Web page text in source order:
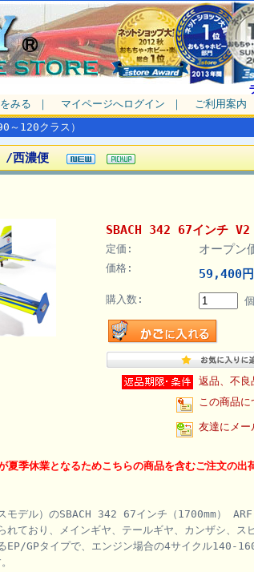
みる ｜ マイページへログイン ｜ ご利用案内
～120クラス）
/西濃便
SBACH 342 67インチ
定価: オープン
価格: 59,400
購入数: 個
返品、不良
この商品に
友達にメー
夏季休業となるためこちらの商品を含むご注文の出
モデル）のSBACH 342 67インチ（1700mm） ARF
ており、メインギヤ、テールギヤ、カンザシ、ス
EP/GPタイプで、エンジン場合の4サイクル140-